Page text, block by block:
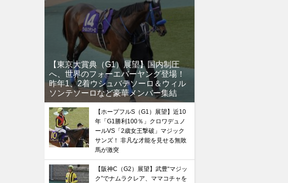
【東京大賞典（G1）展望】国内制圧
へ、世界のフォーエバーヤング登場！
昨年1、2着ウシュバテソーロ＆ウィル
ソンテソーロなど豪華メンバー集結
【ホープフルS（G1）展望】近10
年「G1勝利100％」クロワデュノ
ールVS「2歳女王撃破」マジック
サンズ！ 非凡な才能を見せる無敗
馬が激突
【阪神C（G2）展望】武豊“マジッ
ク”でナムラクレア、ママコチャを